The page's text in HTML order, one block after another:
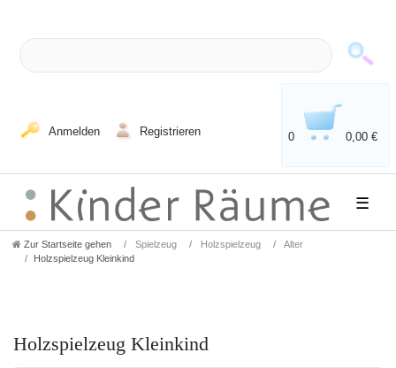
Anmelden Registrieren 0 0,00 €
☰
Zur Startseite gehen Spielzeug Holzspielzeug
Alter
Holzspielzeug Kleinkind
Holzspielzeug Kleinkind